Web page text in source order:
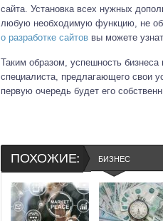
сайта. Установка всех нужных
любую необходимую функцию, не
о разработке сайтов вы можете
Таким образом, успешность
специалиста, предлагающего свои
первую очередь будет его
ПОХОЖИЕ: БИЗНЕС